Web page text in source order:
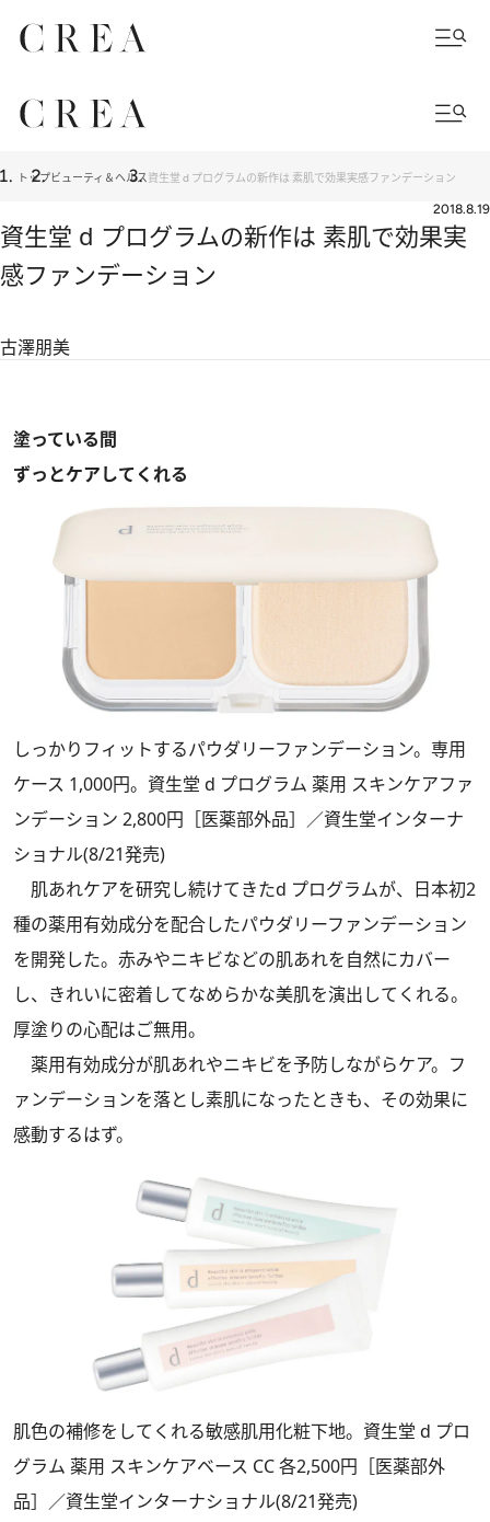
トップビューティ＆ヘルス資生堂 d プログラムの新作は 素肌で効果実感ファンデーション
2018.8.19
資生堂 d プログラムの新作は 素肌で効果実
感ファンデーション
古澤朋美
塗っている間
ずっとケアしてくれる
しっかりフィットするパウダリーファンデーション。専用
ケース 1,000円。資生堂 d プログラム 薬用 スキンケアファ
ンデーション 2,800円［医薬部外品］／資生堂インターナ
ショナル(8/21発売)
肌あれケアを研究し続けてきたd プログラムが、日本初2
種の薬用有効成分を配合したパウダリーファンデーション
を開発した。赤みやニキビなどの肌あれを自然にカバー
し、きれいに密着してなめらかな美肌を演出してくれる。
厚塗りの心配はご無用。
薬用有効成分が肌あれやニキビを予防しながらケア。フ
ァンデーションを落とし素肌になったときも、その効果に
感動するはず。
肌色の補修をしてくれる敏感肌用化粧下地。資生堂 d プロ
グラム 薬用 スキンケアベース CC 各2,500円［医薬部外
品］／資生堂インターナショナル(8/21発売)